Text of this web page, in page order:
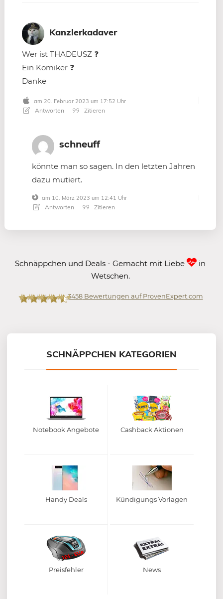
Kanzlerkadaver
Wer ist THADEUSZ ❓
Ein Komiker ❓
Danke
am 20. Februar 2023 um 17:52 Uhr
Antworten Zitieren
schneuff
könnte man so sagen. In den letzten Jahren
dazu mutiert.
am 10. März 2023 um 12:41 Uhr
Antworten Zitieren
Schnäppchen und Deals - Gemacht mit Liebe
in
Wetschen.
3458Bewertungen auf ProvenExpert.com
SCHNÄPPCHEN KATEGORIEN
Notebook Angebote Cashback Aktionen
Handy Deals Kündigungs Vorlagen
Preisfehler News